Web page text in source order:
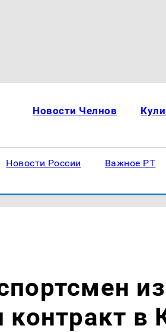
Новости Челнов
Новости России Важное РТ
контракт в